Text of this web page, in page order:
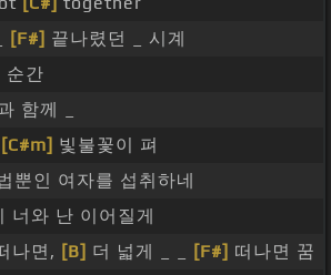
[F#] 끝나렸던 _ 시계
순간
함께 _
[C#m] 빛불꽃이 펴
뿐인 여자를 섭취하네
너와 난 이어질게
나면, [B] 더 넓게 _ _ [F#] 떠나면 꿈